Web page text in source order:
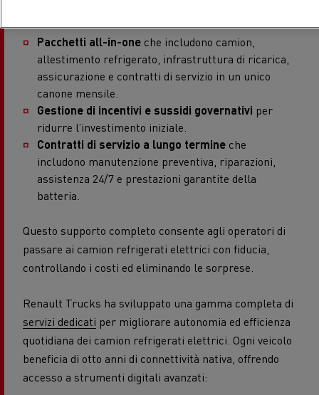
Pacchetti all-in-one che includono camion,
allestimento refrigerato, infrastruttura di ricarica,
assicurazione e contratti di servizio in un unico
canone mensile.
Gestione di incentivi e sussidi governativi per
ridurre l’investimento iniziale.
Contratti di servizio a lungo termine che
includono manutenzione preventiva, riparazioni,
assistenza 24/7 e prestazioni garantite della
batteria.
Questo supporto completo consente agli operatori di
passare ai camion refrigerati elettrici con fiducia,
controllando i costi ed eliminando le sorprese.
Renault Trucks ha sviluppato una gamma completa di
servizi dedicati per migliorare autonomia ed efficienza
quotidiana dei camion refrigerati elettrici. Ogni veicolo
beneficia di otto anni di connettività nativa, offrendo
accesso a strumenti digitali avanzati: